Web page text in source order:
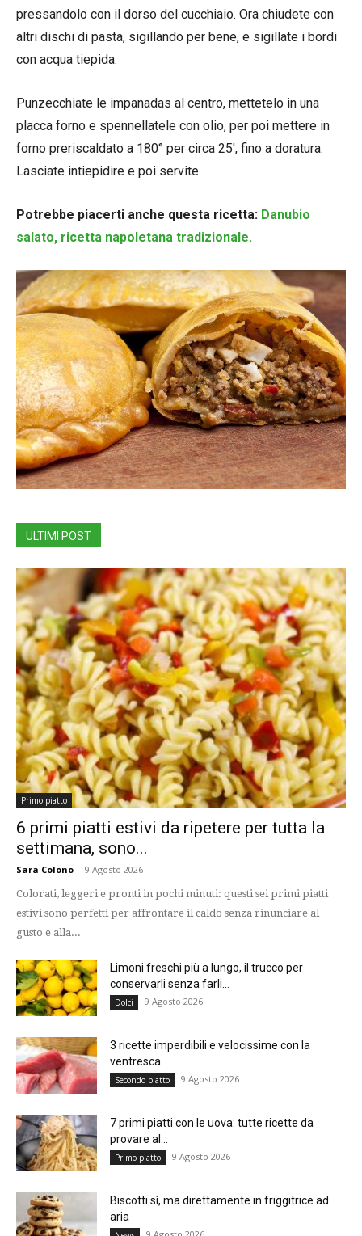
pressandolo con il dorso del cucchiaio. Ora chiudete con
altri dischi di pasta, sigillando per bene, e sigillate i bordi
con acqua tiepida.
Punzecchiate le impanadas al centro, mettetelo in una
placca forno e spennellatele con olio, per poi mettere in
forno preriscaldato a 180° per circa 25′, fino a doratura.
Lasciate intiepidire e poi servite.
Potrebbe piacerti anche questa ricetta: Danubio
salato, ricetta napoletana tradizionale.
ULTIMI POST
Primo piatto
6 primi piatti estivi da ripetere per tutta la
settimana, sono...
Sara Colono - 9 Agosto 2026
Colorati, leggeri e pronti in pochi minuti: questi sei primi piatti
estivi sono perfetti per affrontare il caldo senza rinunciare al
gusto e alla...
Limoni freschi più a lungo, il trucco per
conservarli senza farli...
Dolci 9 Agosto 2026
3 ricette imperdibili e velocissime con la
ventresca
Secondo piatto 9 Agosto 2026
7 primi piatti con le uova: tutte ricette da
provare al...
Primo piatto 9 Agosto 2026
Biscotti sì, ma direttamente in friggitrice ad
aria